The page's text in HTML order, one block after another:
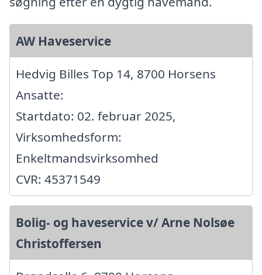
AW Haveservice
Hedvig Billes Top 14, 8700 Horsens
Ansatte:
Startdato: 02. februar 2025,
Virksomhedsform:
Enkeltmandsvirksomhed
CVR: 45371549
Bolig- og haveservice v/ Arne Nolsøe
Christoffersen